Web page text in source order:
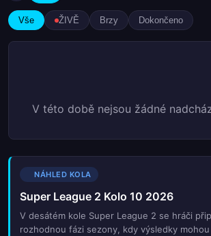
Vše ŽIVĚ Brzy Dokončeno
V této době nejsou žádné
NÁHLED KOLA
Super League 2 Kolo 10 2026
V desátém kole Super League 2 se hráči
rozhodnou fázi sezony, kdy výsledky